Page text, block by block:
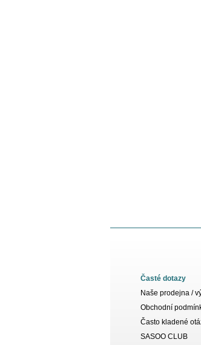
Časté dotazy
Naše prodejna /
Obchodní
Často kladené
SASOO CLUB